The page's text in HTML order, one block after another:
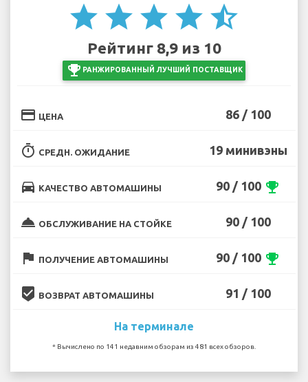
star star star star star_half
Рейтинг 8,9 из 10
emoji_events РАНЖИРОВАННЫЙ ЛУЧШИЙ ПОСТАВЩИК
credit_card ЦЕНА 86 / 100
timer СРЕДН. ОЖИДАНИЕ 19 минивэны
directions_car КАЧЕСТВО АВТОМАШИНЫ 90 / 100 emoji_events
room_service ОБСЛУЖИВАНИЕ НА СТОЙКЕ 90 / 100
flag ПОЛУЧЕНИЕ АВТОМАШИНЫ 90 / 100 emoji_events
beenhere ВОЗВРАТ АВТОМАШИНЫ 91 / 100
На терминале
* Вычислено по 141 недавним обзорам из 481 всех обзоров.